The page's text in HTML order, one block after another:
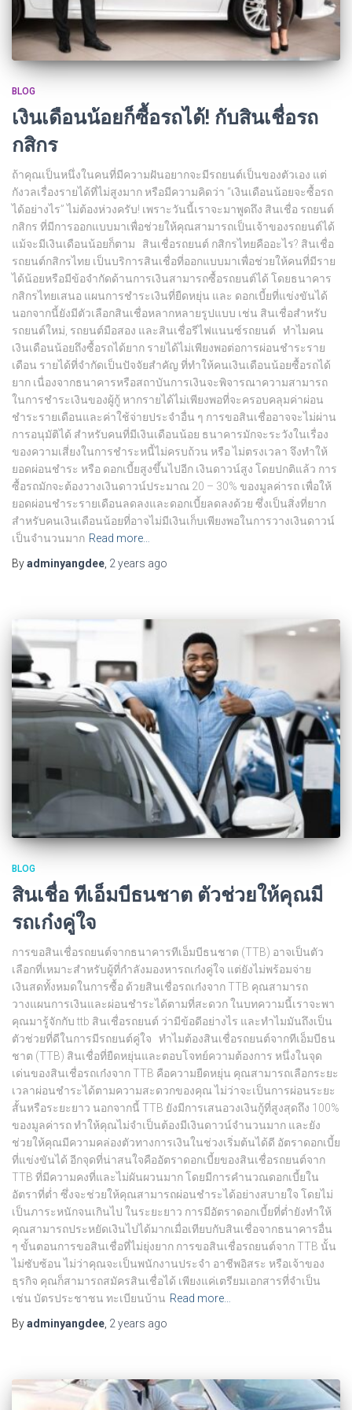
BLOG
เงินเดือนน้อยก็ซื้อรถได้! กับสินเชื่อรถ
กสิกร
ถ้าคุณเป็นหนึ่งในคนที่มีความฝันอยากจะมีรถยนต์เป็นของตัวเอง แต่
กังวลเรื่องรายได้ที่ไม่สูงมาก หรือมีความคิดว่า “เงินเดือนน้อยจะซื้อรถ
ได้อย่างไร” ไม่ต้องห่วงครับ! เพราะวันนี้เราจะมาพูดถึง สินเชื่อ รถยนต์
กสิกร ที่มีการออกแบบมาเพื่อช่วยให้คุณสามารถเป็นเจ้าของรถยนต์ได้
แม้จะมีเงินเดือนน้อยก็ตาม สินเชื่อรถยนต์ กสิกรไทยคืออะไร? สินเชื่อ
รถยนต์กสิกรไทย เป็นบริการสินเชื่อที่ออกแบบมาเพื่อช่วยให้คนที่มีราย
ได้น้อยหรือมีข้อจำกัดด้านการเงินสามารถซื้อรถยนต์ได้ โดยธนาคาร
กสิกรไทยเสนอ แผนการชำระเงินที่ยืดหยุ่น และ ดอกเบี้ยที่แข่งขันได้
นอกจากนี้ยังมีตัวเลือกสินเชื่อหลากหลายรูปแบบ เช่น สินเชื่อสำหรับ
รถยนต์ใหม่, รถยนต์มือสอง และสินเชื่อรีไฟแนนซ์รถยนต์ ทำไมคน
เงินเดือนน้อยถึงซื้อรถได้ยาก รายได้ไม่เพียงพอต่อการผ่อนชำระราย
เดือน รายได้ที่จำกัดเป็นปัจจัยสำคัญ ที่ทำให้คนเงินเดือนน้อยซื้อรถได้
ยาก เนื่องจากธนาคารหรือสถาบันการเงินจะพิจารณาความสามารถ
ในการชำระเงินของผู้กู้ หากรายได้ไม่เพียงพอที่จะครอบคลุมค่าผ่อน
ชำระรายเดือนและค่าใช้จ่ายประจำอื่น ๆ การขอสินเชื่ออาจจะไม่ผ่าน
การอนุมัติได้ สำหรับคนที่มีเงินเดือนน้อย ธนาคารมักจะระวังในเรื่อง
ของความเสี่ยงในการชำระหนี้ไม่ครบถ้วน หรือ ไม่ตรงเวลา จึงทำให้
ยอดผ่อนชำระ หรือ ดอกเบี้ยสูงขึ้นไปอีก เงินดาวน์สูง โดยปกติแล้ว การ
ซื้อรถมักจะต้องวางเงินดาวน์ประมาณ 20 – 30% ของมูลค่ารถ เพื่อให้
ยอดผ่อนชำระรายเดือนลดลงและดอกเบี้ยลดลงด้วย ซึ่งเป็นสิ่งที่ยาก
สำหรับคนเงินเดือนน้อยที่อาจไม่มีเงินเก็บเพียงพอในการวางเงินดาวน์
เป็นจำนวนมาก Read more…
Byadminyangdee 2 years ago
BLOG
สินเชื่อ ทีเอ็มบีธนชาต ตัวช่วยให้คุณมี
รถเก๋งคู่ใจ
การขอสินเชื่อรถยนต์จากธนาคารทีเอ็มบีธนชาต (TTB) อาจเป็นตัว
เลือกที่เหมาะสำหรับผู้ที่กำลังมองหารถเก๋งคู่ใจ แต่ยังไม่พร้อมจ่าย
เงินสดทั้งหมดในการซื้อ ด้วยสินเชื่อรถเก๋งจาก TTB คุณสามารถ
วางแผนการเงินและผ่อนชำระได้ตามที่สะดวก ในบทความนี้เราจะพา
คุณมารู้จักกับ ttb สินเชื่อรถยนต์ ว่ามีข้อดีอย่างไร และทำไมมันถึงเป็น
ตัวช่วยที่ดีในการมีรถยนต์คู่ใจ ทำไมต้องสินเชื่อรถยนต์จากทีเอ็มบีธน
ชาต (TTB) สินเชื่อที่ยืดหยุ่นและตอบโจทย์ความต้องการ หนึ่งในจุด
เด่นของสินเชื่อรถเก๋งจาก TTB คือความยืดหยุ่น คุณสามารถเลือกระยะ
เวลาผ่อนชำระได้ตามความสะดวกของคุณ ไม่ว่าจะเป็นการผ่อนระยะ
สั้นหรือระยะยาว นอกจากนี้ TTB ยังมีการเสนอวงเงินกู้ที่สูงสุดถึง 100%
ของมูลค่ารถ ทำให้คุณไม่จำเป็นต้องมีเงินดาวน์จำนวนมาก และยัง
ช่วยให้คุณมีความคล่องตัวทางการเงินในช่วงเริ่มต้นได้ดี อัตราดอกเบี้ย
ที่แข่งขันได้ อีกจุดที่น่าสนใจคืออัตราดอกเบี้ยของสินเชื่อรถยนต์จาก
TTB ที่มีความคงที่และไม่ผันผวนมาก โดยมีการคำนวณดอกเบี้ยใน
อัตราที่ต่ำ ซึ่งจะช่วยให้คุณสามารถผ่อนชำระได้อย่างสบายใจ โดยไม่
เป็นภาระหนักจนเกินไป ในระยะยาว การมีอัตราดอกเบี้ยที่ต่ำยังทำให้
คุณสามารถประหยัดเงินไปได้มากเมื่อเทียบกับสินเชื่อจากธนาคารอื่น
ๆ ขั้นตอนการขอสินเชื่อที่ไม่ยุ่งยาก การขอสินเชื่อรถยนต์จาก TTB นั้น
ไม่ซับซ้อน ไม่ว่าคุณจะเป็นพนักงานประจำ อาชีพอิสระ หรือเจ้าของ
ธุรกิจ คุณก็สามารถสมัครสินเชื่อได้ เพียงแค่เตรียมเอกสารที่จำเป็น
เช่น บัตรประชาชน ทะเบียนบ้าน Read more…
Byadminyangdee, 2 years ago